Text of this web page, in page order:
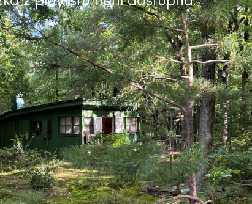
meandrem Vltavy nedaleko soutoku
trampové. Donedávna jim proto
koupelna pod širým nebem a suchý
Jak si s touto minimalistickou chatkou
a Martin Štrouf a sochař Sebastian
ve 22:00 na Primě a reprízu v neděli